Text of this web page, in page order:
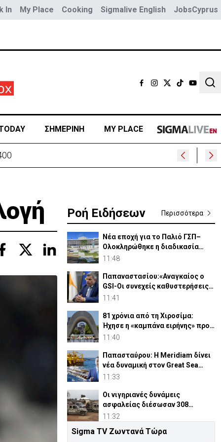
In My Place Cooking Sigmalive English JobsCyprus
ΣΗΜΕΡΙΝΗ MY PLACE
Ροή Ειδήσεων Περισσότερα
Νέα εποχή για το Παλιό ΓΣΠ–
Ολοκληρώθηκε η διαδικασία
ανάθεσης των υποστατικών
11:48
Παπαναστασίου:«Αναγκαίος ο
GSI-Οι συνεχείς καθυστερήσεις
ακριβαίνουν το έργο»
11:41
81 χρόνια από τη Χιροσίμα:
Ήχησε η «καμπάνα ειρήνης» προς
τιμήν των θυμάτων
11:40
Παπασταύρου: Η Meridiam δίνει
νέα δυναμική στον Great Sea
Interconnector (VID)
11:33
Οι νιγηριανές δυνάμεις
ασφαλείας διέσωσαν 308
θύματα απαγωγής
11:32
Η Τίνα απάντησε τελικά στην
Sigma TV Ζωντανά Τώρα